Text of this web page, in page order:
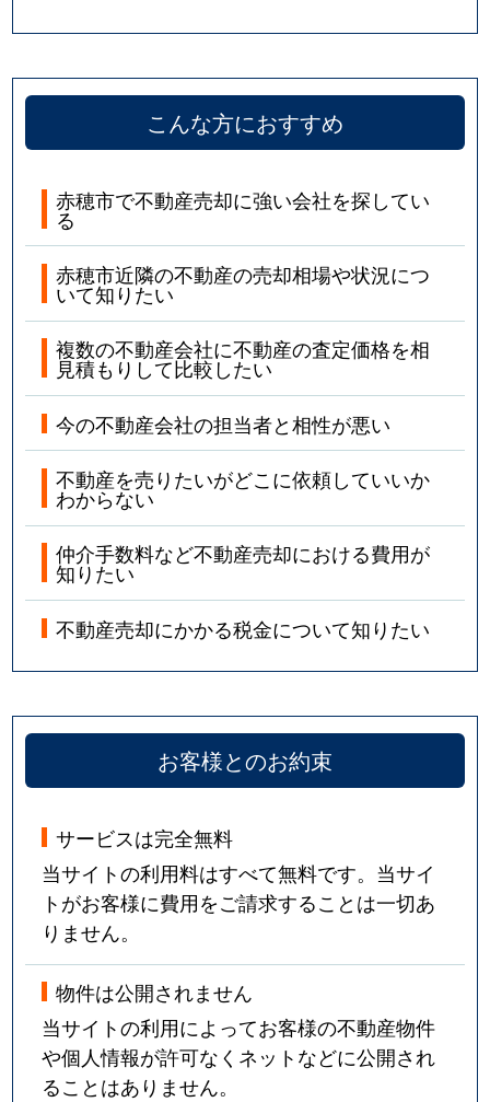
こんな方におすすめ
赤穂市で不動産売却に強い会社を探してい
る
赤穂市近隣の不動産の売却相場や状況につ
いて知りたい
複数の不動産会社に不動産の査定価格を相
見積もりして比較したい
今の不動産会社の担当者と相性が悪い
不動産を売りたいがどこに依頼していいか
わからない
仲介手数料など不動産売却における費用が
知りたい
不動産売却にかかる税金について知りたい
お客様とのお約束
サービスは完全無料
当サイトの利用料はすべて無料です。当サイ
トがお客様に費用をご請求することは一切あ
りません。
物件は公開されません
当サイトの利用によってお客様の不動産物件
や個人情報が許可なくネットなどに公開され
ることはありません。